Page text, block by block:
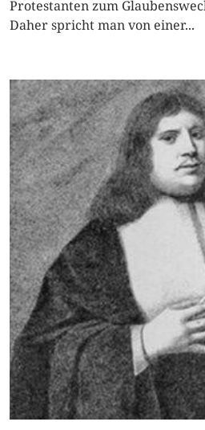
Protestanten zum
Daher spricht man von einer...